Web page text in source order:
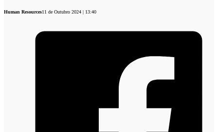
Human Resources11 de Outubro 2024 | 13:40